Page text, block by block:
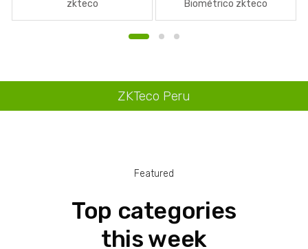
zkteco
Biométrico zkteco
ZKTeco Peru
Featured
Top categories
this week